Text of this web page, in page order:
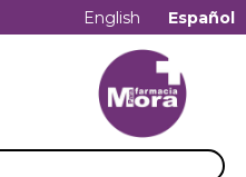
English Español